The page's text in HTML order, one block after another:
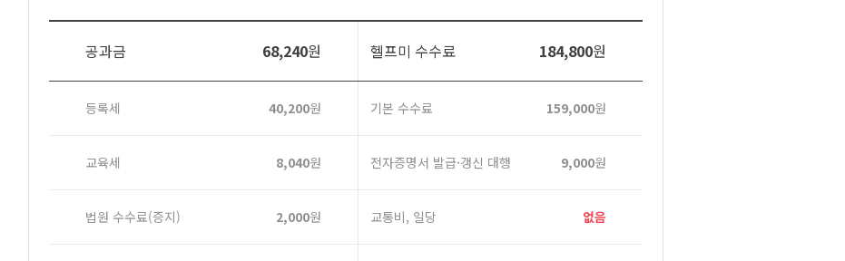
공과금 68,240원
등록세 40,200원
교육세 8,040원
법원 수수료(증지) 2,000원
헬프미 수수료 184,800원
기본 수수료 159,000원
전자증명서 발급·갱신 대행 9,000원
교통비, 일당 없음